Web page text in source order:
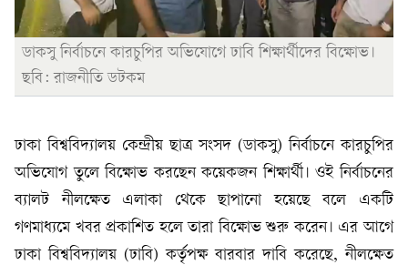
ডাকসু নির্বাচনে কারচুপির অভিযোগে ঢাবি শিক্ষার্থীদের বিক্ষোভ।
ছবি: রাজনীতি ডটকম
ঢাকা বিশ্ববিদ্যালয় কেন্দ্রীয় ছাত্র সংসদ (ডাকসু) নির্বাচনে কারচুপির
অভিযোগ তুলে বিক্ষোভ করছেন কয়েকজন শিক্ষার্থী। ওই নির্বাচনের
ব্যালট নীলক্ষেত এলাকা থেকে ছাপানো হয়েছে বলে একটি
গণমাধ্যমে খবর প্রকাশিত হলে তারা বিক্ষোভ শুরু করেন। এর আগে
ঢাকা বিশ্ববিদ্যালয় (ঢাবি) কর্তৃপক্ষ বারবার দাবি করেছে, নীলক্ষেত